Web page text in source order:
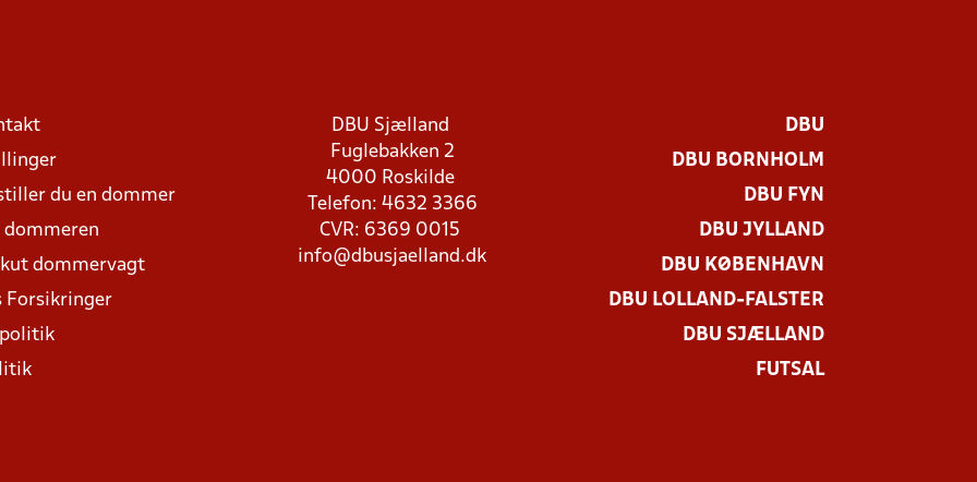
du en dommer
dommeren
dommervagt
Forsikringer
DBU Sjælland
Fuglebakken 2
4000 Roskilde
Telefon: 4632 3366
CVR: 6369 0015
info@dbusjaelland.dk
DBU
DBU BORNHOLM
DBU FYN
DBU JYLLAND
DBU KØBENHAVN
DBU LOLLAND-FALSTER
DBU SJÆLLAND
FUTSAL